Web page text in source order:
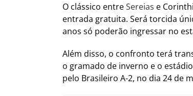
O clássico entreSereias e
entrada gratuita. Será torcida
anos só poderão ingressar no
Além disso, o confronto terá
o gramado de inverno e o
pelo Brasileiro A-2, no dia 24 de